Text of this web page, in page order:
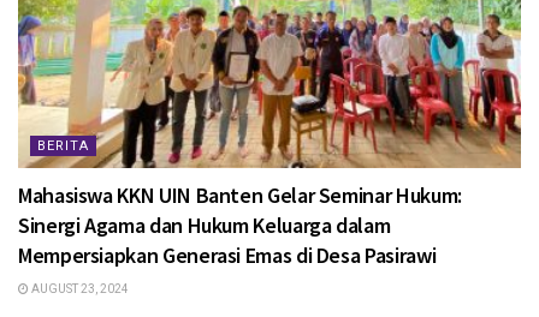
BERITA
Mahasiswa KKN UIN Banten Gelar Seminar Hukum:
Sinergi Agama dan Hukum Keluarga dalam
Mempersiapkan Generasi Emas di Desa Pasirawi
AUGUST 23, 2024